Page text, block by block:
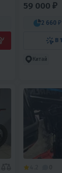
59 000 ₽
2 660 ₽
В
Китай